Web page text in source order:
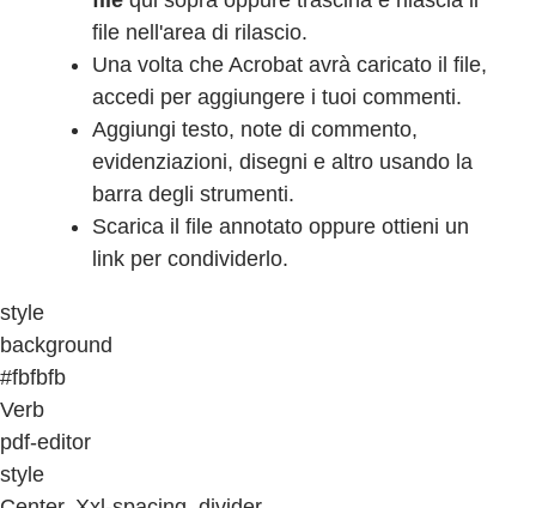
file nell'area di rilascio.
Una volta che Acrobat avrà caricato il file,
accedi per aggiungere i tuoi commenti.
Aggiungi testo, note di commento,
evidenziazioni, disegni e altro usando la
barra degli strumenti.
Scarica il file annotato oppure ottieni un
link per condividerlo.
style
background
#fbfbfb
Verb
pdf-editor
style